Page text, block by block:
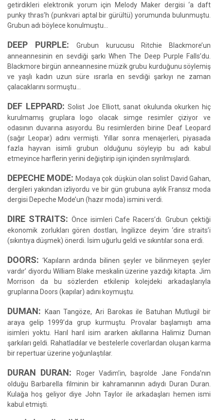
getirdikleri elektronik yorum için Melody Maker dergisi ‘a daft
punky thras’h (punkvari aptal bir gürültü) yorumunda bulunmuştu.
Grubun adı böylece konulmuştu...
DEEP PURPLE:Grubun kurucusu Ritchie Blackmore’un
anneannesinin en sevdiği şarkı When The Deep Purple Falls’du.
Blackmore birgün anneannesine müzik grubu kurduğunu söylemiş
ve yaşlı kadın uzun süre ısrarla en sevdiği şarkıyı ne zaman
çalacaklarını sormuştu…
DEF LEPPARD: Solist Joe Elliott, sanat okulunda okurken hiç
kurulmamış gruplara logo olacak simge resimler çiziyor ve
odasının duvarına asıyordu. Bu resimlerden birine Deaf Leopard
(sağır Leopar) adını vermişti. Yıllar sonra menajerleri, piyasada
fazla hayvan isimli grubun olduğunu söyleyip bu adı kabul
etmeyince harflerin yerini değiştirip işin içinden sıyrılmışlardı.
DEPECHE MODE: Modaya çok düşkün olan solist David Gahan,
dergileri yakından izliyordu ve bir gün grubuna aylık Fransız moda
dergisi Depeche Mode’un (hazır moda) ismini verdi.
DIRE STRAITS: Önce isimleri Cafe Racers’dı. Grubun çektiği
ekonomik zorlukları gören dostları, İngilizce deyim ‘dire straits’i
(sıkıntıya düşmek) önerdi. İsim uğurlu geldi ve sıkıntılar sona erdi.
DOORS: ‘Kapıların ardında bilinen şeyler ve bilinmeyen şeyler
vardır’ diyordu William Blake meskalin üzerine yazdığı kitapta. Jim
Morrison da bu sözlerden etkilenip kolejdeki arkadaşlarıyla
gruplarına Doors (kapılar) adını koymuştu.
DUMAN:
Kaan Tangöze, Ari Barokas ile Batuhan Mutlugil bir
araya gelip 1999’da grup kurmuştu. Provalar başlamıştı ama
isimleri yoktu. Harıl harıl isim ararken akıllarına Halimiz Duman
şarkıları geldi. Rahatladılar ve bestelerle coverlardan oluşan karma
bir repertuar üzerine yoğunlaştılar.
DURAN DURAN:
Roger Vadim’in, başrolde Jane Fonda’nın
olduğu Barbarella filminin bir kahramanının adıydı Duran Duran.
Kulağa hoş geliyor diye John Taylor ile arkadaşları hemen ismi
kabul etmişti.